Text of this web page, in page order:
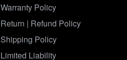
Warranty Policy
Return | Refund Policy
Shipping Policy
Limited Liability